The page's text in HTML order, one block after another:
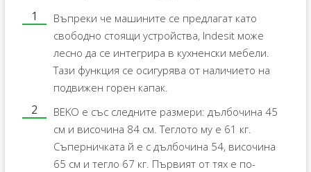
Въпреки че машините се предлагат като
свободно стоящи устройства, Indesit може
лесно да се интегрира в кухненски мебели.
Тази функция се осигурява от наличието на
подвижен горен капак.
BEKO е със следните размери: дълбочина 45
см и височина 84 см. Теглото му е 61 кг.
Съперничката й е с дълбочина 54, височина
65 см и тегло 67 кг. Първият от тях е по-